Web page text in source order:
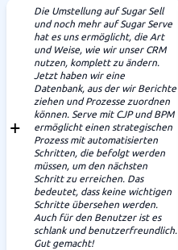
Die Umstellung auf Sugar Sell
und noch mehr auf Sugar Serve
hat es uns ermöglicht, die Art
und Weise, wie wir unser CRM
nutzen, komplett zu ändern.
Jetzt haben wir eine
Datenbank, aus der wir Berichte
ziehen und Prozesse zuordnen
können. Serve mit CJP und BPM
ermöglicht einen strategischen
Prozess mit automatisierten
Schritten, die befolgt werden
müssen, um den nächsten
Schritt zu erreichen. Das
bedeutet, dass keine wichtigen
Schritte übersehen werden.
Auch für den Benutzer ist es
schlank und benutzerfreundlich.
Gut gemacht!